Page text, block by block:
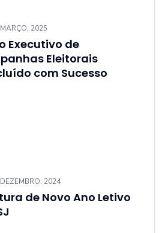
2025
Executivo de
Eleitorais
com Sucesso
2024
de Novo Ano Letivo